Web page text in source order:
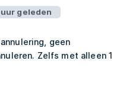
uur geleden
geen
Zelfs met alleen 1